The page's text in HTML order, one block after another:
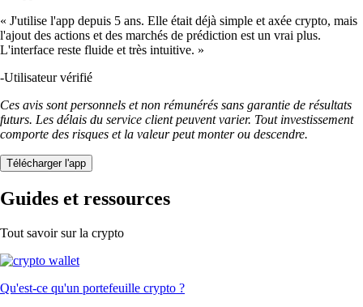
« J'utilise l'app depuis 5 ans. Elle était déjà simple et axée crypto, mais
l'ajout des actions et des marchés de prédiction est un vrai plus.
L'interface reste fluide et très intuitive. »
-Utilisateur vérifié
Ces avis sont personnels et non rémunérés sans garantie de résultats
futurs. Les délais du service client peuvent varier. Tout investissement
comporte des risques et la valeur peut monter ou descendre.
Télécharger l'app
Guides et ressources
Tout savoir sur la crypto
Qu'est-ce qu'un portefeuille crypto ?